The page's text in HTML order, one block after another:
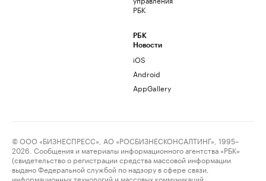
РБК
РБК
Новости
iOS
Android
AppGallery
© ООО «БИЗНЕСПРЕСС», АО «РОСБИЗНЕСКОНСАЛТИНГ», 1995–
2026. Сообщения и материалы информационного агентства «РБК»
(свидетельство о регистрации средства массовой информации
выдано Федеральной службой по надзору в сфере связи,
информационных технологий и массовых коммуникаций